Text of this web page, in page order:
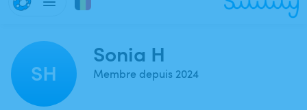
SH
Sonia H
Membre depuis 2024